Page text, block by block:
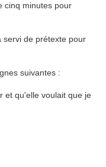
cinq minutes pour
servi de prétexte pour
suivantes :
et qu'elle voulait que je